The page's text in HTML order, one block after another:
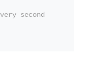
second